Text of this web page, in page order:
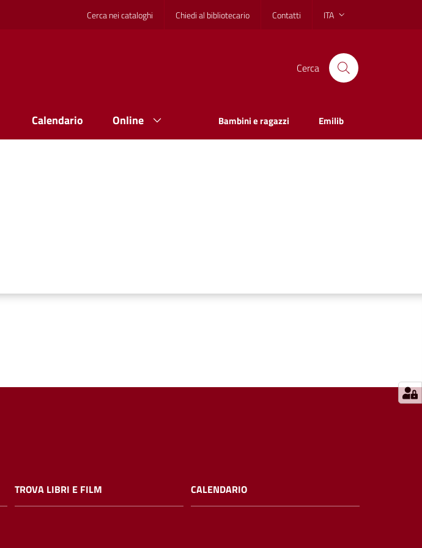
Cerca nei cataloghi Chiedi al bibliotecario Contatti ITA
Cerca
Calendario Online Bambini e ragazzi Emilib
TROVA LIBRI E FILM CALENDARIO